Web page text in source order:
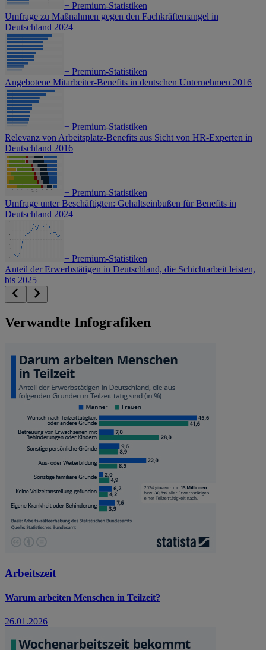
+ Premium-Statistiken
Umfrage zu Maßnahmen gegen den Fachkräftemangel in
Deutschland 2024
+ Premium-Statistiken
Angebotene Mitarbeiter-Benefits in deutschen Unternehmen 2016
+ Premium-Statistiken
Relevanz von Arbeitsplatz-Benefits aus Sicht von HR-Experten in
Deutschland 2016
+ Premium-Statistiken
Umfrage unter Beschäftigten: Gehaltseinbußen für Benefits in
Deutschland 2024
+ Premium-Statistiken
Anteil der Erwerbstätigen in Deutschland, die Schichtarbeit leisten,
bis 2025
Verwandte Infografiken
Arbeitszeit
Warum arbeiten Menschen in Teilzeit?
26.01.2026